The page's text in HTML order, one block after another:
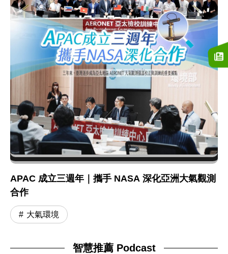
APAC 成立三週年｜攜手 NASA 深化亞洲大氣觀測
合作
大氣環境
智慧推薦 Podcast